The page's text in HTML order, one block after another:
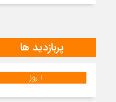
پربازدید ها
1 روز